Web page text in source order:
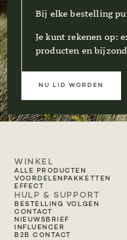
Bij elke bestelling
Je kunt rekenen op:
producten en
NU LID WORDEN
WINKEL
ALLE PRODUCTEN
VOORDELENPAKKETTEN
EFFECT
HULP & SUPPORT
BESTELLING VOLGEN
CONTACT
NIEUWSBRIEF
INFLUENCER
B2B CONTACT